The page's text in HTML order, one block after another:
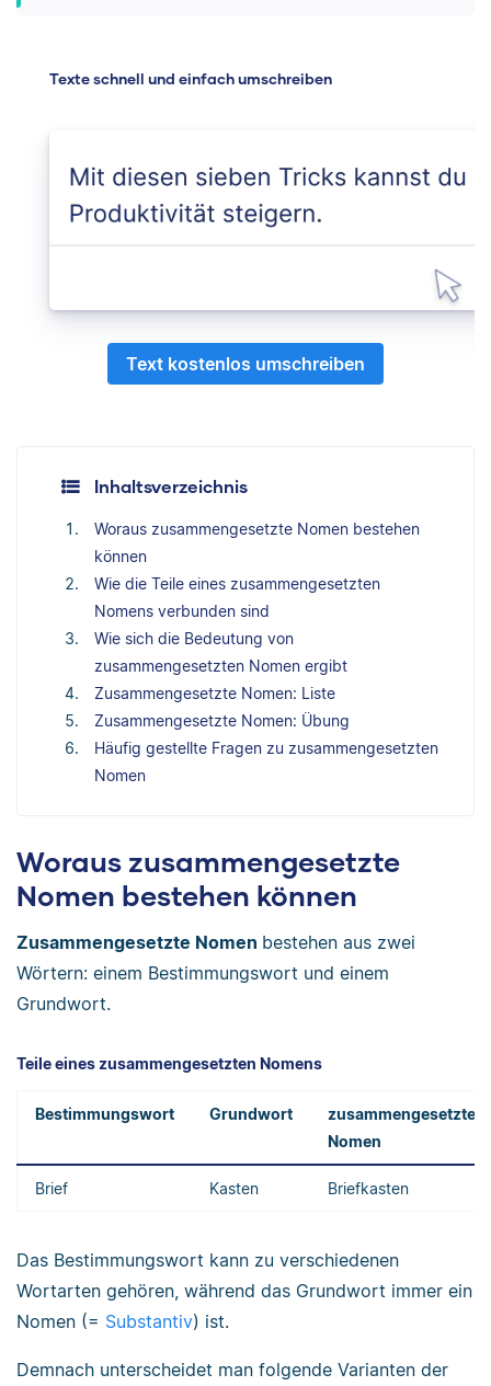
Texte schnell und einfach umschreiben
Text kostenlos umschreiben
Inhaltsverzeichnis
Woraus zusammengesetzte Nomen bestehen
können
Wie die Teile eines zusammengesetzten
Nomens verbunden sind
Wie sich die Bedeutung von
zusammengesetzten Nomen ergibt
Zusammengesetzte Nomen: Liste
Zusammengesetzte Nomen: Übung
Häufig gestellte Fragen zu zusammengesetzten
Nomen
Woraus zusammengesetzte
Nomen bestehen können
Zusammengesetzte Nomen bestehen aus zwei
Wörtern: einem Bestimmungswort und einem
Grundwort.
Teile eines zusammengesetzten Nomens
Bestimmungswort Grundwort
zusammengesetztes
Nomen
Brief Kasten Briefkasten
Das Bestimmungswort kann zu verschiedenen
Wortarten gehören, während das Grundwort immer ein
Nomen (= Substantiv) ist.
Demnach unterscheidet man folgende Varianten der